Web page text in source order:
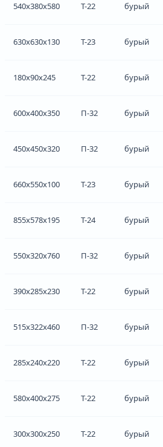
540x380x580 Т-22 бурый
630x630x130 Т-23 бурый
180x90x245 Т-22 бурый
600x400x350 П-32 бурый
450x450x320 П-32 бурый
660x550x100 Т-23 бурый
855x578x195 Т-24 бурый
550x320x760 П-32 бурый
390x285x230 Т-22 бурый
515x322x460 П-32 бурый
285x240x220 Т-22 бурый
580x400x275 Т-22 бурый
300x300x250 Т-22 бурый